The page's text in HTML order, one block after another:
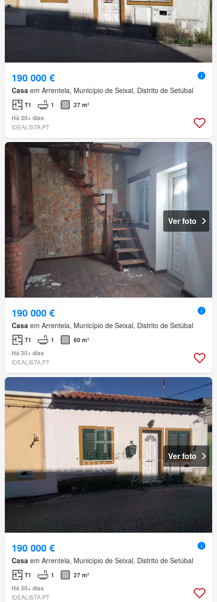
190 000 €
Casa em Arrentela, Município de Seixal, Distrito de Setúbal
T1 1
27 m²
Há 30+ dias
IDEALISTA.PT
Ver foto
190 000 €
Casa em Arrentela, Município de Seixal, Distrito de Setúbal
T1 1
60 m²
Há 30+ dias
IDEALISTA.PT
Ver foto
190 000 €
Casa em Arrentela, Município de Seixal, Distrito de Setúbal
T1 1
27 m²
Há 30+ dias
IDEALISTA.PT